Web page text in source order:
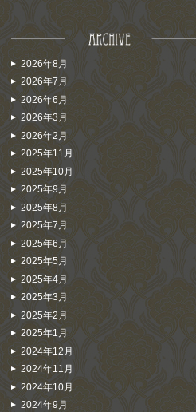
2026年8月
2026年7月
2026年6月
2026年3月
2026年2月
2025年11月
2025年10月
2025年9月
2025年8月
2025年7月
2025年6月
2025年5月
2025年4月
2025年3月
2025年2月
2025年1月
2024年12月
2024年11月
2024年10月
2024年9月